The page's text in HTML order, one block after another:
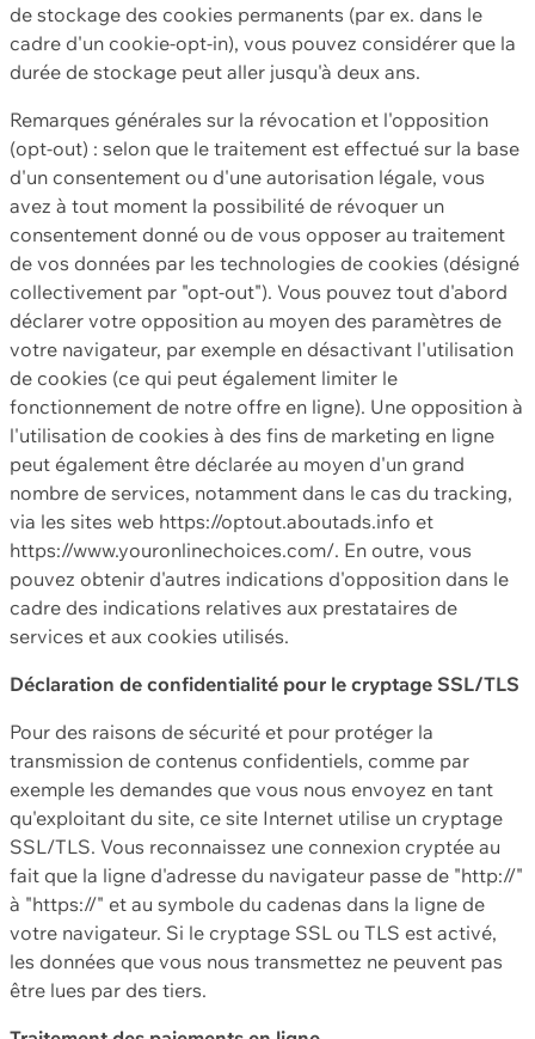
de stockage des cookies permanents (par ex. dans le
cadre d'un cookie-opt-in), vous pouvez considérer que la
durée de stockage peut aller jusqu'à deux ans.
Remarques générales sur la révocation et l'opposition
(opt-out) : selon que le traitement est effectué sur la base
d'un consentement ou d'une autorisation légale, vous
avez à tout moment la possibilité de révoquer un
consentement donné ou de vous opposer au traitement
de vos données par les technologies de cookies (désigné
collectivement par "opt-out"). Vous pouvez tout d'abord
déclarer votre opposition au moyen des paramètres de
votre navigateur, par exemple en désactivant l'utilisation
de cookies (ce qui peut également limiter le
fonctionnement de notre offre en ligne). Une opposition à
l'utilisation de cookies à des fins de marketing en ligne
peut également être déclarée au moyen d'un grand
nombre de services, notamment dans le cas du tracking,
via les sites web https://optout.aboutads.info et
https://www.youronlinechoices.com/. En outre, vous
pouvez obtenir d'autres indications d'opposition dans le
cadre des indications relatives aux prestataires de
services et aux cookies utilisés.
Déclaration de confidentialité pour le cryptage SSL/TLS
Pour des raisons de sécurité et pour protéger la
transmission de contenus confidentiels, comme par
exemple les demandes que vous nous envoyez en tant
qu'exploitant du site, ce site Internet utilise un cryptage
SSL/TLS. Vous reconnaissez une connexion cryptée au
fait que la ligne d'adresse du navigateur passe de "http://"
à "https://" et au symbole du cadenas dans la ligne de
votre navigateur. Si le cryptage SSL ou TLS est activé,
les données que vous nous transmettez ne peuvent pas
être lues par des tiers.